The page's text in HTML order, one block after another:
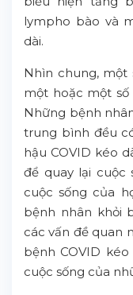
lympho bào và
dài.
Nhìn chung, một
một hoặc một số
Những bệnh
trung bình đều
hậu COVID kéo
để quay lại cuộc
cuộc sống của
bệnh nhân khỏi
các vấn đề quan
bệnh COVID
cuộc sống của